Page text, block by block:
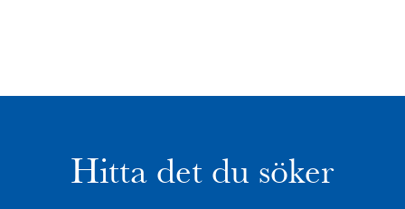
Hitta det du söker